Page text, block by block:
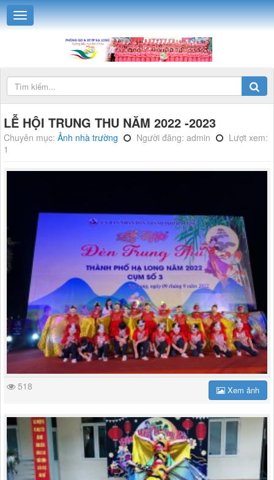
LỄ HỘI TRUNG THU NĂM 2022 -2023
Chuyên mục: Ảnh nhà trường Người đăng: admin
Lượt xem:
1
518 Xem ảnh